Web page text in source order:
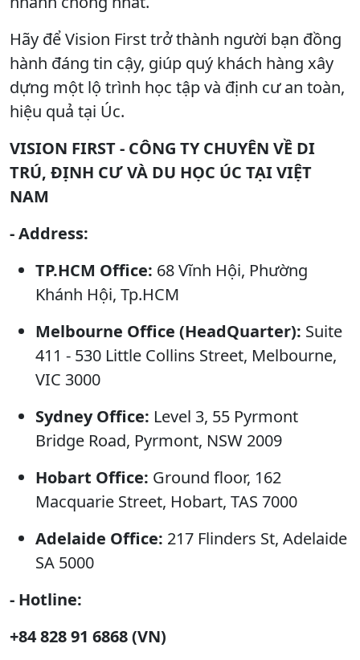
Hãy để Vision First trở thành người bạn đồng
hành đáng tin cậy, giúp quý khách hàng xây
dựng một lộ trình học tập và định cư an toàn,
hiệu quả tại Úc.
VISION FIRST - CÔNG TY CHUYÊN VỀ DI
TRÚ, ĐỊNH CƯ VÀ DU HỌC ÚC TẠI VIỆT
NAM
- Address:
TP.HCM Office: 68 Vĩnh Hội, Phường
Khánh Hội, Tp.HCM
Melbourne Office (HeadQuarter): Suite
411 - 530 Little Collins Street, Melbourne,
VIC 3000
Sydney Office: Level 3, 55 Pyrmont
Bridge Road, Pyrmont, NSW 2009
Hobart Office: Ground floor, 162
Macquarie Street, Hobart, TAS 7000
Adelaide Office: 217 Flinders St, Adelaide
SA 5000
- Hotline:
+84 828 91 6868 (VN)